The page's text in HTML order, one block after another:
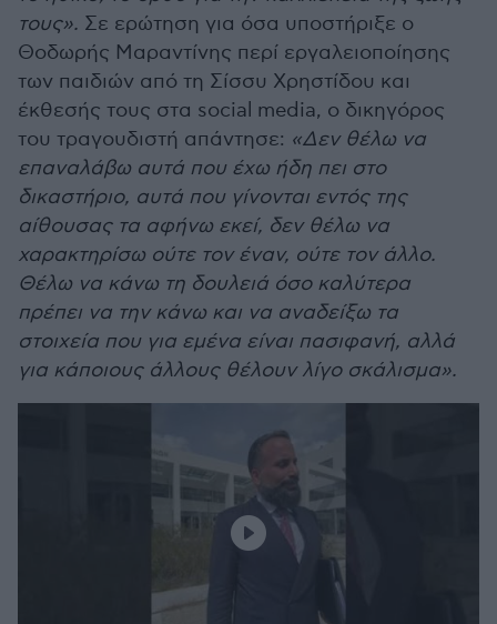
τους». Σε ερώτηση για όσα υποστήριξε ο
Θοδωρής Μαραντίνης περί εργαλειοποίησης
των παιδιών από τη Σίσσυ Χρηστίδου και
έκθεσής τους στα social media, ο δικηγόρος
του τραγουδιστή απάντησε: «Δεν θέλω να
επαναλάβω αυτά που έχω ήδη πει στο
δικαστήριο, αυτά που γίνονται εντός της
αίθουσας τα αφήνω εκεί, δεν θέλω να
χαρακτηρίσω ούτε τον έναν, ούτε τον άλλο.
Θέλω να κάνω τη δουλειά όσο καλύτερα
πρέπει να την κάνω και να αναδείξω τα
στοιχεία που για εμένα είναι πασιφανή, αλλά
για κάποιους άλλους θέλουν λίγο σκάλισμα».